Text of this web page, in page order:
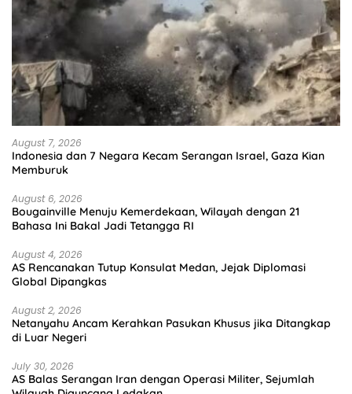
August 7, 2026
Indonesia dan 7 Negara Kecam Serangan Israel, Gaza Kian
Memburuk
August 6, 2026
Bougainville Menuju Kemerdekaan, Wilayah dengan 21
Bahasa Ini Bakal Jadi Tetangga RI
August 4, 2026
AS Rencanakan Tutup Konsulat Medan, Jejak Diplomasi
Global Dipangkas
August 2, 2026
Netanyahu Ancam Kerahkan Pasukan Khusus jika Ditangkap
di Luar Negeri
July 30, 2026
AS Balas Serangan Iran dengan Operasi Militer, Sejumlah